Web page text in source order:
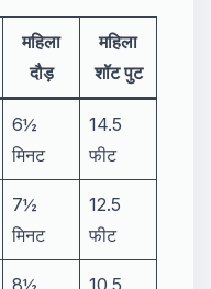
महिला
दौड़
महिला
शॉट पुट
6½
मिनट
14.5
फीट
7½
मिनट
12.5
फीट
8½
10.5